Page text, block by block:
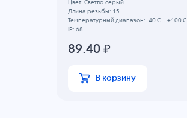
Цвет: Светло-серый
Длина резьбы: 15
Температурный диапазон: -40 C ...+100 C
IP: 68
89.40 ₽
В корзину